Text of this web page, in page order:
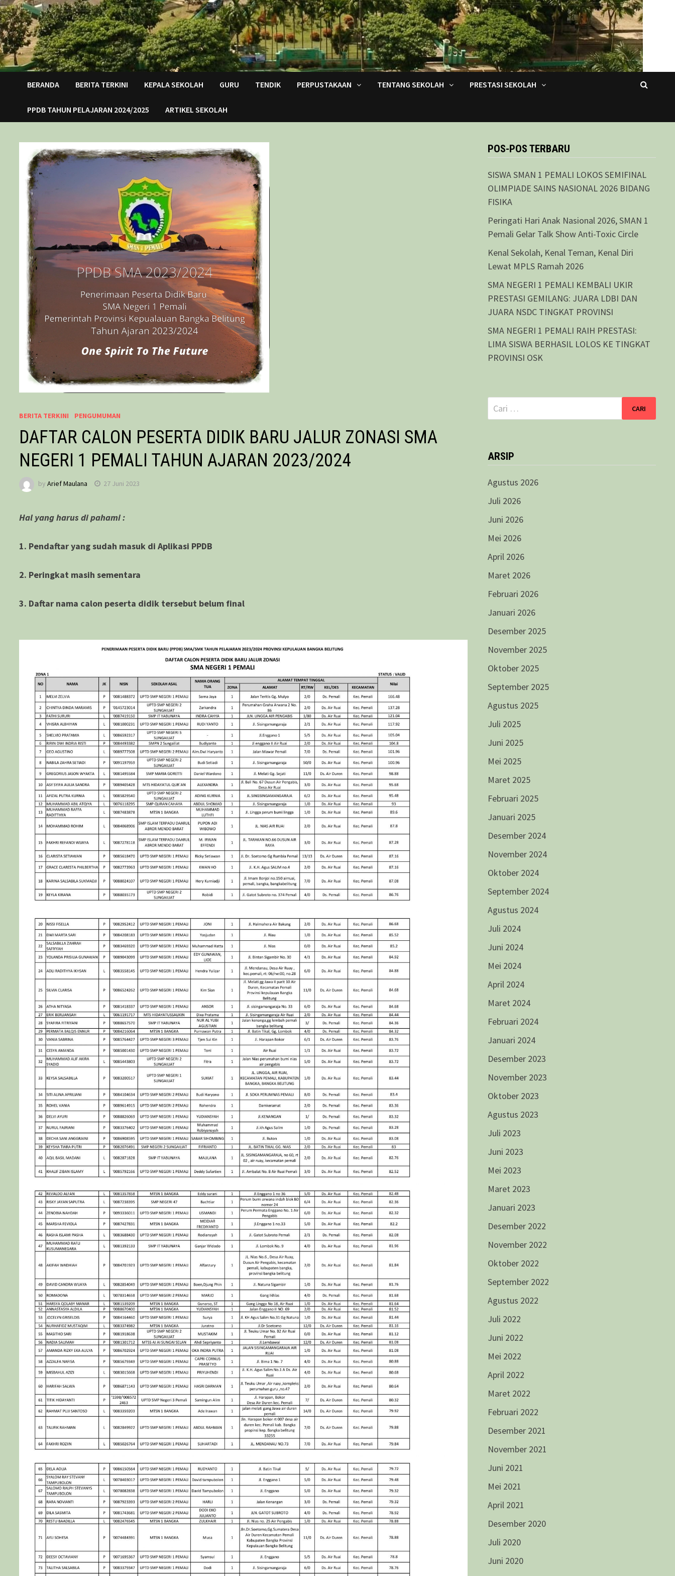
BERANDA BERITA TERKINI KEPALA SEKOLAH GURU TENDIK PERPUSTAKAAN TENTANG SEKOLAH PRESTASI SEKOLAH
PPDB TAHUN PELAJARAN 2024/2025 ARTIKEL SEKOLAH
BERITA TERKINI PENGUMUMAN
DAFTAR CALON PESERTA DIDIK BARU JALUR ZONASI SMA
NEGERI 1 PEMALI TAHUN AJARAN 2023/2024
byArief Maulana 27 Juni 2023
Hal yang harus di pahami :
1. Pendaftar yang sudah masuk di Aplikasi PPDB
2. Peringkat masih sementara
3. Daftar nama calon peserta didik tersebut belum final
POS-POS TERBARU
SISWA SMAN 1 PEMALI LOKOS SEMIFINAL
OLIMPIADE SAINS NASIONAL 2026 BIDANG
FISIKA
Peringati Hari Anak Nasional 2026, SMAN 1
Pemali Gelar Talk Show Anti-Toxic Circle
Kenal Sekolah, Kenal Teman, Kenal Diri
Lewat MPLS Ramah 2026
SMA NEGERI 1 PEMALI KEMBALI UKIR
PRESTASI GEMILANG: JUARA LDBI DAN
JUARA NSDC TINGKAT PROVINSI
SMA NEGERI 1 PEMALI RAIH PRESTASI:
LIMA SISWA BERHASIL LOLOS KE TINGKAT
PROVINSI OSK
Cari
untuk:
ARSIP
Agustus 2026
Juli 2026
Juni 2026
Mei 2026
April 2026
Maret 2026
Februari 2026
Januari 2026
Desember 2025
November 2025
Oktober 2025
September 2025
Agustus 2025
Juli 2025
Juni 2025
Mei 2025
Maret 2025
Februari 2025
Januari 2025
Desember 2024
November 2024
Oktober 2024
September 2024
Agustus 2024
Juli 2024
Juni 2024
Mei 2024
April 2024
Maret 2024
Februari 2024
Januari 2024
Desember 2023
November 2023
Oktober 2023
Agustus 2023
Juli 2023
Juni 2023
Mei 2023
Maret 2023
Januari 2023
Desember 2022
November 2022
Oktober 2022
September 2022
Agustus 2022
Juli 2022
Juni 2022
Mei 2022
April 2022
Maret 2022
Februari 2022
Desember 2021
November 2021
Juni 2021
Mei 2021
April 2021
Desember 2020
Juli 2020
Juni 2020